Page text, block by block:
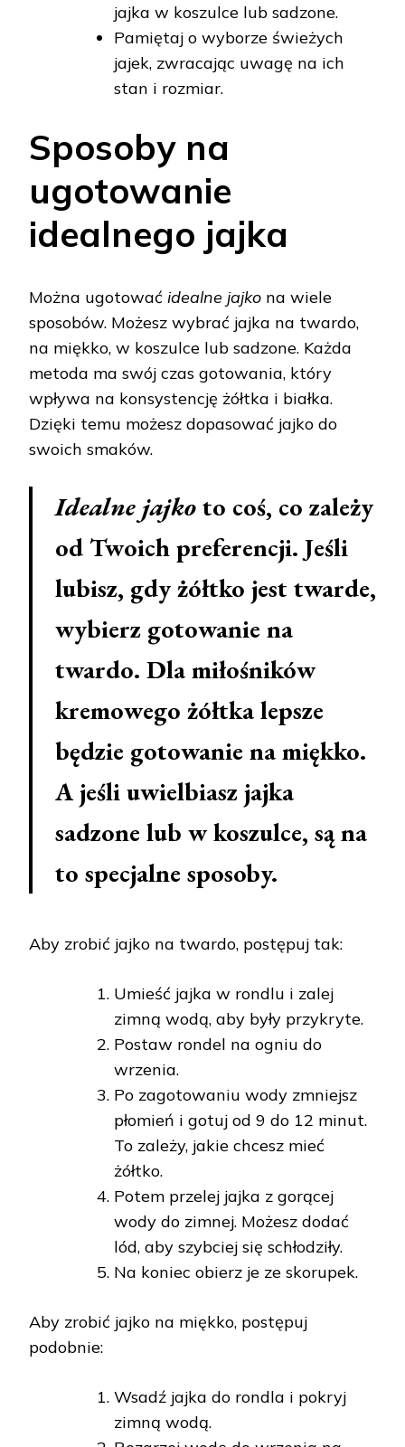
jajka w koszulce lub sadzone.
Pamiętaj o wyborze świeżych
jajek, zwracając uwagę na ich
stan i rozmiar.
Sposoby na
ugotowanie
idealnego jajka
Można ugotować idealne jajko na wiele
sposobów. Możesz wybrać jajka na twardo,
na miękko, w koszulce lub sadzone. Każda
metoda ma swój czas gotowania, który
wpływa na konsystencję żółtka i białka.
Dzięki temu możesz dopasować jajko do
swoich smaków.
Idealne jajkoto coś, co zależy
od Twoich preferencji. Jeśli
lubisz, gdy żółtko jest twarde,
wybierz gotowanie na
twardo. Dla miłośników
kremowego żółtka lepsze
będzie gotowanie na miękko.
A jeśli uwielbiasz jajka
sadzone lub w koszulce, są na
to specjalne sposoby.
Aby zrobić jajko na twardo, postępuj tak:
Umieść jajka w rondlu i zalej
zimną wodą, aby były przykryte.
Postaw rondel na ogniu do
wrzenia.
Po zagotowaniu wody zmniejsz
płomień i gotuj od 9 do 12 minut.
To zależy, jakie chcesz mieć
żółtko.
Potem przelej jajka z gorącej
wody do zimnej. Możesz dodać
lód, aby szybciej się schłodziły.
Na koniec obierz je ze skorupek.
Aby zrobić jajko na miękko, postępuj
podobnie:
Wsadź jajka do rondla i pokryj
zimną wodą.